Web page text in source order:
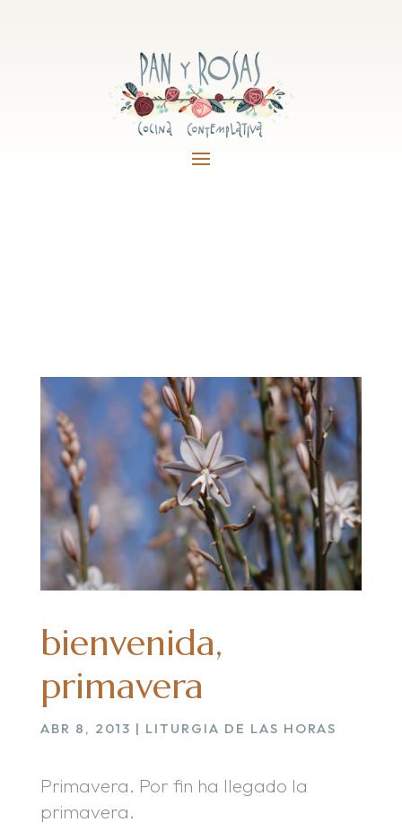
bienvenida,
primavera
ABR 8, 2013 | LITURGIA DE LAS HORAS
Primavera. Por fin ha llegado la
primavera.